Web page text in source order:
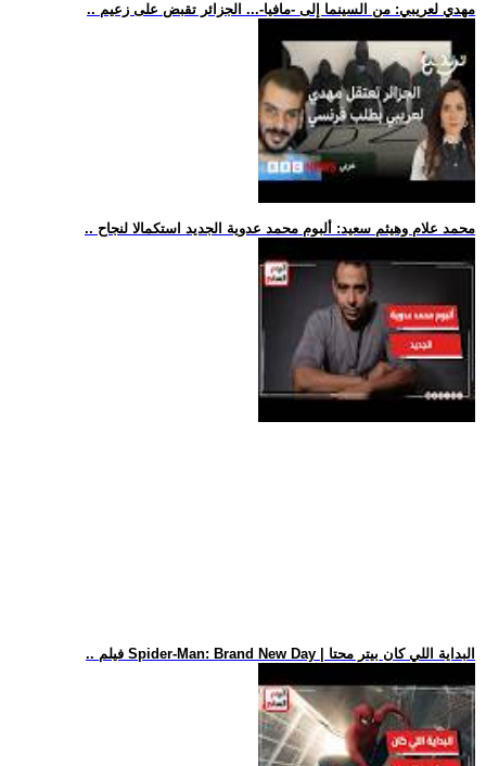
.. مهدي لعريبي: من السينما إلى -مافيا-... الجزائر تقبض على زعيم
.. محمد علام وهيثم سعيد: ألبوم محمد عدوية الجديد استكمالا لنجاح
.. فيلم Spider-Man: Brand New Day | البداية اللي كان بيتر محتا